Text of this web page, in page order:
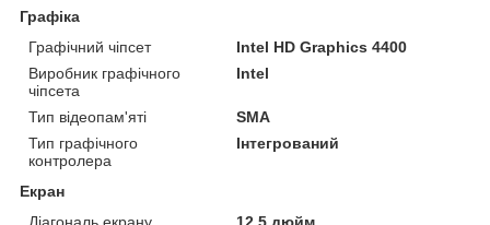
Графіка
Графічний чіпсет
Intel HD Graphics 4400
Виробник графічного
чіпсета
Intel
Тип відеопам'яті
SMA
Тип графічного
контролера
Інтегрований
Екран
Діагональ екрану
12.5 дюйм